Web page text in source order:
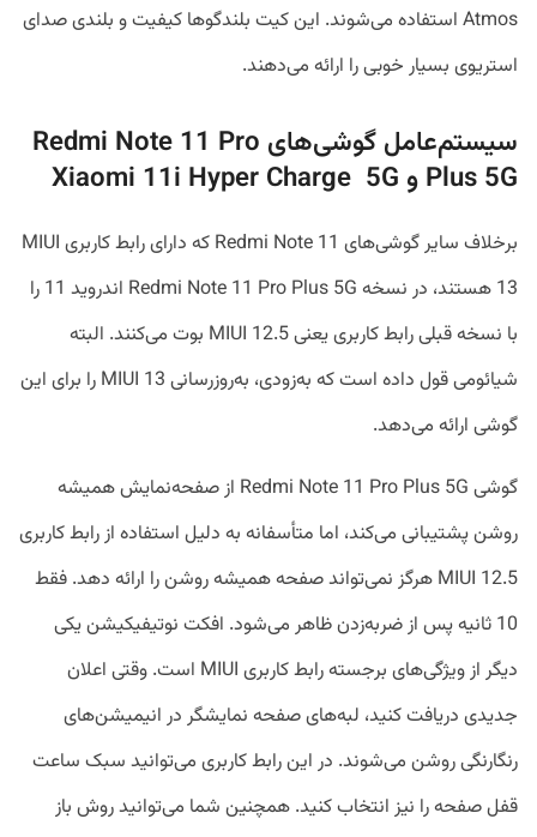
Atmos استفاده می‌شوند. این کیت بلندگوها کیفیت و بلندی صدای
استریوی بسیار خوبی را ارائه می‌دهند.
سیستم‌عامل گوشی‌های Redmi Note 11 Pro
Plus 5G و Xiaomi 11i Hyper Charge 5G
برخلاف سایر گوشی‌های Redmi Note 11 که دارای رابط کاربری MIUI
13 هستند، در نسخه Redmi Note 11 Pro Plus 5G اندروید 11 را
با نسخه قبلی رابط کاربری یعنی MIUI 12.5 بوت می‌کنند. البته
شیائومی قول داده است که به‌زودی، به‌روزرسانی MIUI 13 را برای این
گوشی ارائه می‌دهد.
گوشی Redmi Note 11 Pro Plus 5G از صفحه‌نمایش همیشه
روشن پشتیبانی می‌کند، اما متأسفانه به دلیل استفاده از رابط کاربری
MIUI 12.5 هرگز نمی‌تواند صفحه همیشه روشن را ارائه دهد. فقط
10 ثانیه پس از ضربه‌زدن ظاهر می‌شود. افکت نوتیفیکیشن یکی
دیگر از ویژگی‌های برجسته رابط کاربری MIUI است. وقتی اعلان
جدیدی دریافت کنید، لبه‌های صفحه نمایشگر در انیمیشن‌های
رنگارنگی روشن می‌شوند. در این رابط کاربری می‌توانید سبک ساعت
قفل صفحه را نیز انتخاب کنید. همچنین شما می‌توانید روش باز